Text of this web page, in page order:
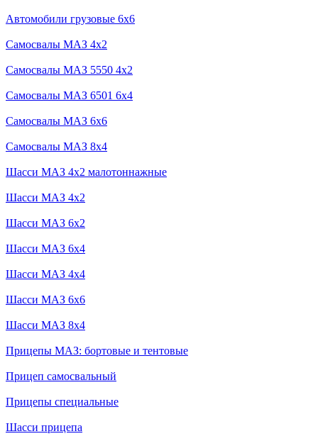
Автомобили грузовые 6x6
Самосвалы МАЗ 4x2
Самосвалы МАЗ 5550 4x2
Самосвалы МАЗ 6501 6x4
Самосвалы МАЗ 6x6
Самосвалы МАЗ 8x4
Шасси МАЗ 4x2 малотоннажные
Шасси МАЗ 4x2
Шасси МАЗ 6x2
Шасси МАЗ 6x4
Шасси МАЗ 4x4
Шасси МАЗ 6x6
Шасси МАЗ 8x4
Прицепы МАЗ: бортовые и тентовые
Прицеп самосвальный
Прицепы специальные
Шасси прицепа